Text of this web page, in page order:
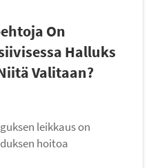
On
Halluks
Valitaan?
leikkaus on
hoitoa
vaurioita ja